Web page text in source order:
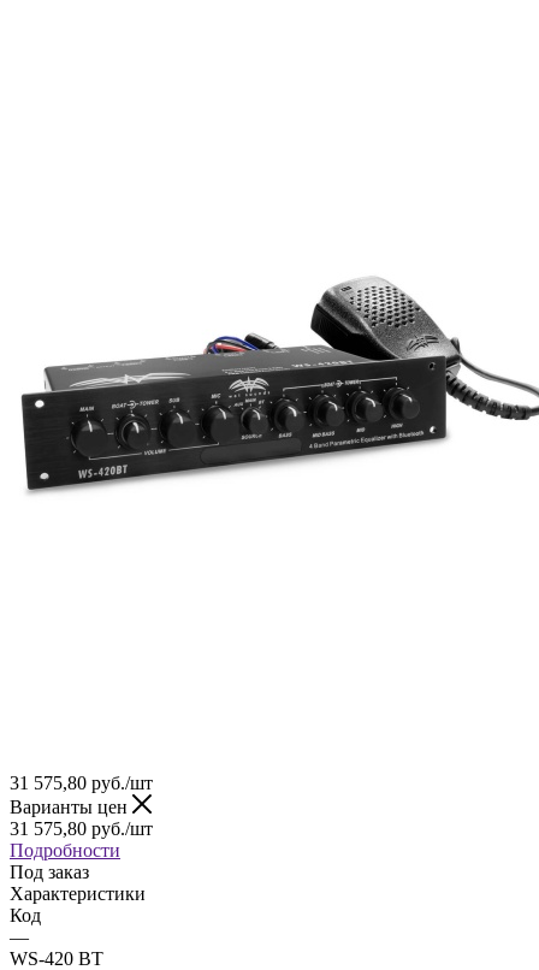
31 575,80 руб./шт
Варианты цен
31 575,80 руб./шт
Подробности
Под заказ
Характеристики
Код
—
WS-420 BT